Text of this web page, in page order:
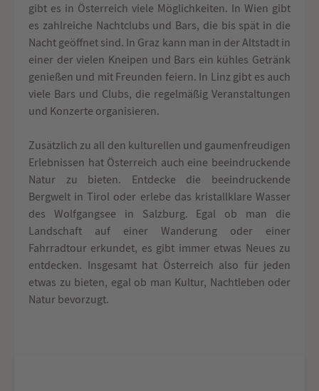
gibt es in Österreich viele Möglichkeiten. In Wien gibt
es zahlreiche Nachtclubs und Bars, die bis spät in die
Nacht geöffnet sind. In Graz kann man in der Altstadt in
einer der vielen Kneipen und Bars ein kühles Getränk
genießen und mit Freunden feiern. In Linz gibt es auch
viele Bars und Clubs, die regelmäßig Veranstaltungen
und Konzerte organisieren.
Zusätzlich zu all den kulturellen und gaumenfreudigen
Erlebnissen hat Österreich auch eine beeindruckende
Natur zu bieten. Entdecke die beeindruckende
Bergwelt in Tirol oder erlebe das kristallklare Wasser
des Wolfgangsee in Salzburg. Egal ob man die
Landschaft auf einer Wanderung oder einer
Fahrradtour erkundet, es gibt immer etwas Neues zu
entdecken. Insgesamt hat Österreich also für jeden
etwas zu bieten, egal ob man Kultur, Nachtleben oder
Natur bevorzugt.